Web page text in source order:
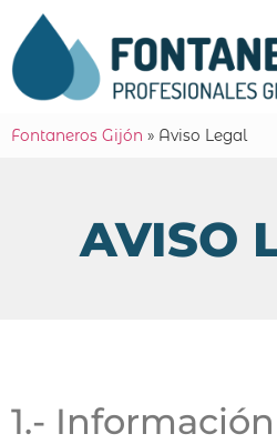
Fontaneros Gijón » Aviso Legal
AVISO
1.-